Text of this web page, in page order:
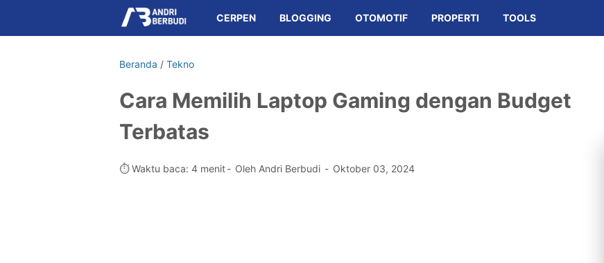
CERPEN BLOGGING OTOMOTIF PROPERTI TOOLS
Beranda / Tekno
Cara Memilih Laptop Gaming dengan Budget
Terbatas
⏱️ Waktu baca: 4 menit Oleh Andri Berbudi Oktober 03, 2024